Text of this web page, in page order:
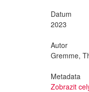
Datum
2023
Autor
Gremme,
Metadata
Zobrazit